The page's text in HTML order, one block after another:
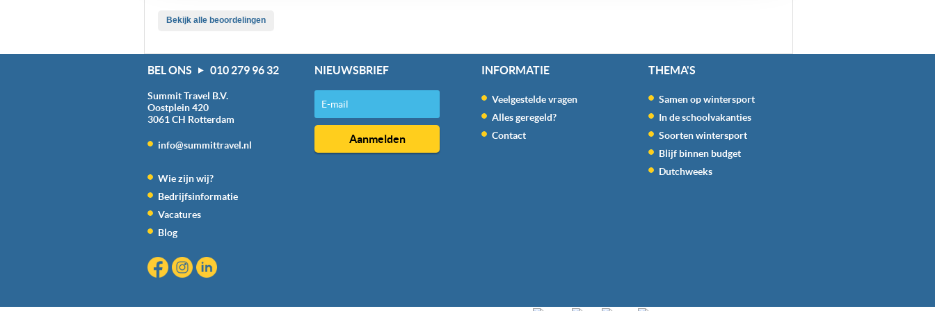
Bekijk alle beoordelingen
BEL ONS 010 279 96 32
Summit Travel B.V.
Oostplein 420
3061 CH Rotterdam
info@summittravel.nl
Wie zijn wij?
Bedrijfsinformatie
Vacatures
Blog
NIEUWSBRIEF INFORMATIE
Veelgestelde vragen
Alles geregeld?
Contact
THEMA'S
Samen op wintersport
In de schoolvakanties
Soorten wintersport
Blijf binnen budget
Dutchweeks